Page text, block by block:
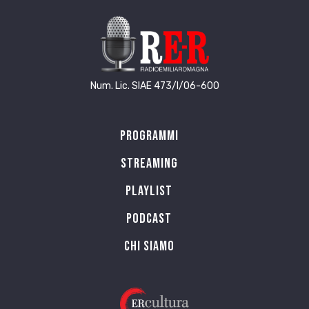
vecchio amico questi favori.
Il fascismo apparì in Emilia si può dire con
Spezzafumo. Egli infatti fu uno dei suoi primi
propagandisti. Molti uomini che divennero più tardi
capi del regime si servirono di lui per aprirsi la
gerarchi. Additava le loro medaglie come i
venditori ambulanti mostrano la merce nelle fiere. I
suoi discorsi erano brevi e chiari, le sue immagini
colorite, le sue invettive penetranti. Alzava sempre
e che cosa vogliamo; 2) Chi sono i nostri nemici; 3)
Perché vinceremo». La sua voce era sonora, i suoi
denti neri e radi. Quando lo fischiavano, sorrideva.
minori, ma nessuno lo sfamò. Spezzafumo era un
bohémien; in una notte si mangiava quel che altri
Num. Lic. SIAE 473/I/06-600
Programmi
Streaming
Playlist
PODCAST
Chi siamo